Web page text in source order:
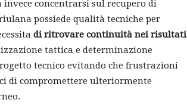
invece concentrarsi sul recupero di
possiede qualità tecniche per
di ritrovare continuità nei risultati
tattica e determinazione
tecnico evitando che frustrazioni
di compromettere ulteriormente